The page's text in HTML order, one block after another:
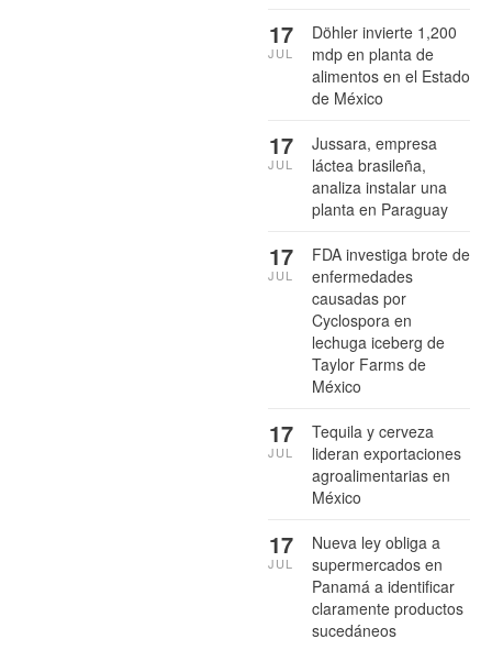
Döhler invierte 1,200
mdp en planta de
alimentos en el Estado
de México
17
JUL
Jussara, empresa
láctea brasileña,
analiza instalar una
planta en Paraguay
17
JUL
FDA investiga brote de
enfermedades
causadas por
Cyclospora en
lechuga iceberg de
Taylor Farms de
México
17
JUL
Tequila y cerveza
lideran exportaciones
agroalimentarias en
México
17
JUL
Nueva ley obliga a
supermercados en
Panamá a identificar
claramente productos
sucedáneos
17
JUL